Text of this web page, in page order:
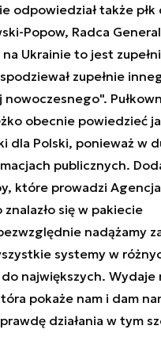
odpowiedział także płk
Popow, Radca
Ukrainie to jest
zupełnie
obecnie powiedzieć
dla Polski, ponieważ w
publicznych.
które prowadzi Agencja
się w pakiecie
nadążamy
systemy w
największych. Wydaje
pokaże nam i dam
działania w tym